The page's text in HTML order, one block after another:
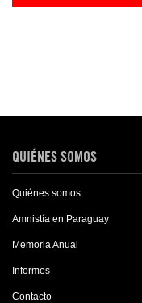
QUIÉNES SOMOS
Quiénes somos
Amnistía en Paraguay
Memoria Anual
Informes
Contacto